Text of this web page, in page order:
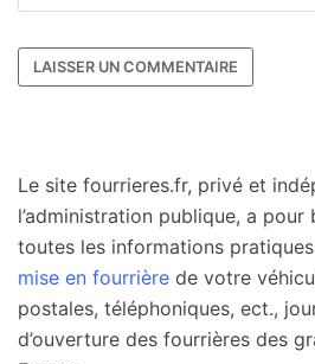
Le site fourrieres.fr, privé et
l’administration publique, a
toutes les informations pratiques
mise en fourrière de votre
postales, téléphoniques, ect.,
d’ouverture des fourrières des